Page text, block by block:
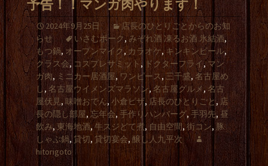
予告！！マンガ肉やります！
2024年9月25日
店長のひとりごとからのお知
らせ
いさむポーク,みぞれ酒 凍るお酒 氷結酒,
もつ鍋, オープンマイク, カラオケ,キンキンビール,
クラス会, コスプレサミット , ドクターフライ,マン
ガ肉, ミニカー居酒屋, ワンピース, 三千盛, 名古屋め
し, 名古屋ウイメンズマラソン, 名古屋グルメ ,名古
屋伏見, 味噌おでん, 小倉ピザ, 店長のひとりごと, 店
長の隠し部屋,忘年会, 手作りハンバーグ, 手羽先, 昼
飲み, 東海地酒, 牛スジどて煮, 自由空間,街コン,豚
しゃぶ鍋,貸切, 貸切宴会, 醸し人九平次
hitorigoto